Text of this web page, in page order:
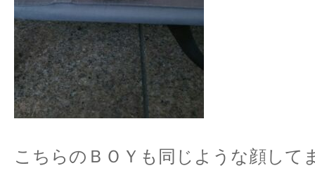
こちらのＢＯＹも同じような顔して